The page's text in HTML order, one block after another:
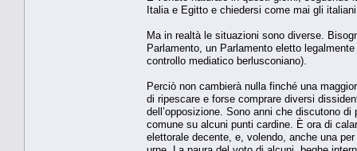
Italia e Egitto e chiedersi come mai gli
Ma in realtà le situazioni sono diverse.
Parlamento, un Parlamento eletto
controllo mediatico berlusconiano).
Perciò non cambierà nulla finché una
di ripescare e forse comprare diversi
dell’opposizione. Sono anni che discutono
comune su alcuni punti cardine. È ora di
elettorale decente, e, volendo, anche una